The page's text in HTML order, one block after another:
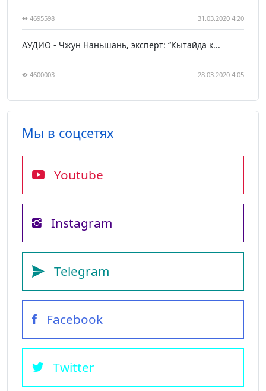
4695598 31.03.2020 4:20
АУДИО - Чжун Наньшань, эксперт: “Кытайда к...
4600003 28.03.2020 4:05
Мы в соцсетях
Youtube
Instagram
Telegram
Facebook
Twitter